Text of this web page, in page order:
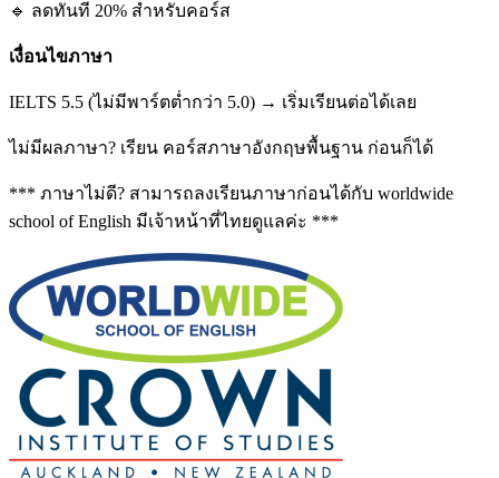
🔹 ลดทันที 20% สำหรับคอร์ส
เงื่อนไขภาษา
IELTS 5.5 (ไม่มีพาร์ตต่ำกว่า 5.0) → เริ่มเรียนต่อได้เลย
ไม่มีผลภาษา? เรียน คอร์สภาษาอังกฤษพื้นฐาน ก่อนก็ได้
*** ภาษาไม่ดี? สามารถลงเรียนภาษาก่อนได้กับ worldwide
school of English มีเจ้าหน้าที่ไทยดูแลค่ะ ***